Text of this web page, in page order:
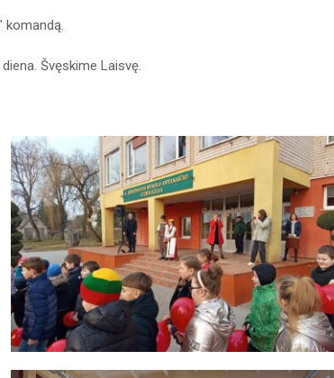
komandą.
Švęskime Laisvę.